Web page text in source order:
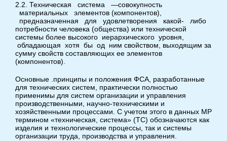
2.2. Техническая система —совокупность
материальных элементов (компонентов),
предназначенная для удовлетворения какой- либо
потребности человека (общества) или технической
системы более высокого иерархического уровня,
обладающая хотя бы од ним свойством, выходящим за
сумму свойств составляющих ее элементов
(компонентов).
Основные .принципы и положения ФСА, разработанные
для технических систем, практически полностью
применимы для систем организации и управления
производственными, научно-техническими и
хозяйственными процессами. С учетом этого в данных МР
термином «техническая, система» (ТС) обозначаются как
изделия и технологические процессы, так и системы
организации труда, производства и управления.